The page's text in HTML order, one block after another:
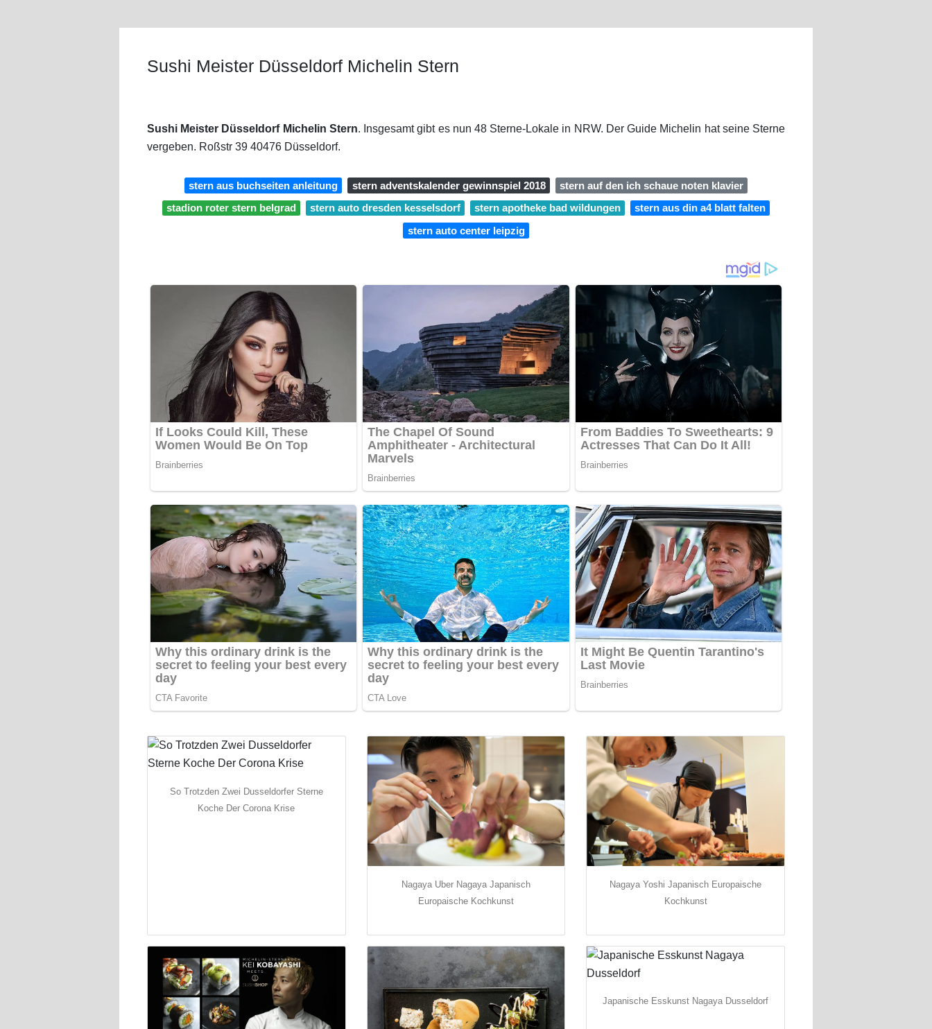
Sushi Meister Düsseldorf Michelin Stern
Sushi Meister Düsseldorf Michelin Stern. Insgesamt gibt es nun 48 Sterne-Lokale in NRW. Der Guide Michelin hat seine Sterne
vergeben. Roßstr 39 40476 Düsseldorf.
stern aus buchseiten anleitung stern adventskalender gewinnspiel 2018
stern auf den ich schaue noten klavier
stadion roter stern belgrad
stern auto dresden kesselsdorf stern apotheke bad wildungen
stern aus din a4 blatt falten
stern auto center leipzig
So Trotzden Zwei Dusseldorfer Sterne
Koche Der Corona Krise
Nagaya Uber Nagaya Japanisch
Europaische Kochkunst
Nagaya Yoshi Japanisch Europaische
Kochkunst
Japanische Esskunst Nagaya Dusseldorf